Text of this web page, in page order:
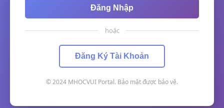
Đăng Nhập
hoặc
Đăng Ký Tài Khoản
© 2024 MHOCVUI Portal. Bảo mật được bảo vệ.